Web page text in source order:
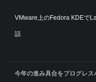
VMware上のFedora KDEで
話
今年の進み具合をプログレス